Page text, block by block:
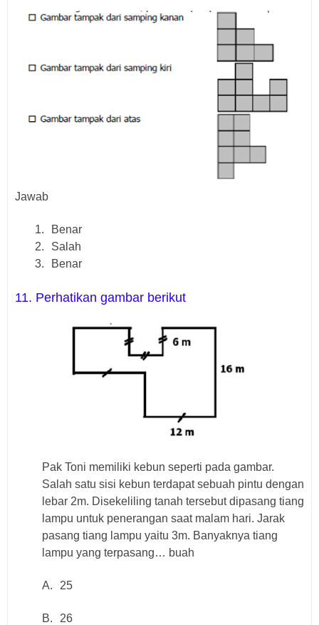
Jawab
1.
Benar
2.
Salah
3.
Benar
11. Perhatikan gambar berikut
Pak Toni memiliki kebun seperti pada gambar.
Salah satu sisi kebun terdapat sebuah pintu dengan
lebar 2m. Disekeliling tanah tersebut dipasang tiang
lampu untuk penerangan saat malam hari. Jarak
pasang tiang lampu yaitu 3m. Banyaknya tiang
lampu yang terpasang… buah
A. 25
B. 26